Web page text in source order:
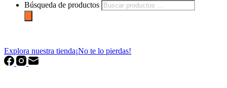
Búsqueda de productos
Explora nuestra tienda¡No te lo pierdas!